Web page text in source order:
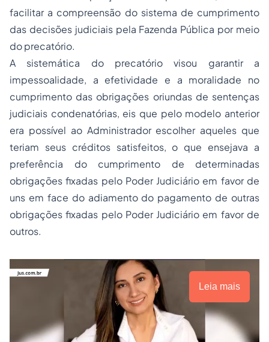
facilitar a compreensão do sistema de cumprimento
das decisões judiciais pela Fazenda Pública por meio
do precatório.
A sistemática do precatório visou garantir a
impessoalidade, a efetividade e a moralidade no
cumprimento das obrigações oriundas de sentenças
judiciais condenatórias, eis que pelo modelo anterior
era possível ao Administrador escolher aqueles que
teriam seus créditos satisfeitos, o que ensejava a
preferência do cumprimento de determinadas
obrigações fixadas pelo Poder Judiciário em favor de
uns em face do adiamento do pagamento de outras
obrigações fixadas pelo Poder Judiciário em favor de
outros.
Leia mais